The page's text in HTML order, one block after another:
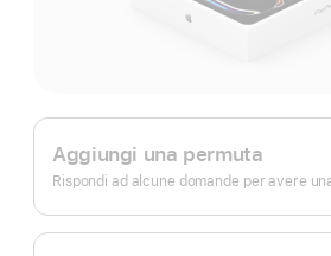
Apple Trade In.
Aggiungi una permuta
Rispondi ad alcune domande per avere